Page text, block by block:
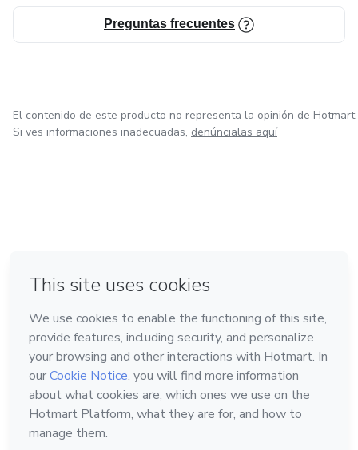
Preguntas frecuentes
El contenido de este producto no representa la opinión de Hotmart.
Si ves informaciones inadecuadas, denúncialas aquí
Hecho con❤ en Ciudad de México
Conoce Hotmart
Idioma
Español